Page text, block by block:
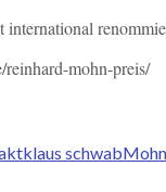
mohn-preis/
klaus schwabMohn